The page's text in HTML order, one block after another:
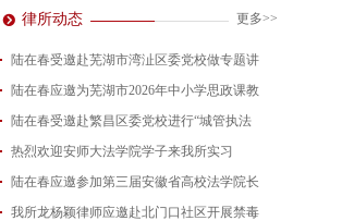
律所动态 更多>>
陆在春受邀赴芜湖市湾沚区委党校做专题讲
2026-08-04
陆在春应邀为芜湖市2026年中小学思政课教
2026-07-24
陆在春受邀赴繁昌区委党校进行“城管执法
2026-07-15
热烈欢迎安师大法学院学子来我所实习
2026-07-01
陆在春应邀参加第三届安徽省高校法学院长
2026-06-29
我所龙杨颖律师应邀赴北门口社区开展禁毒